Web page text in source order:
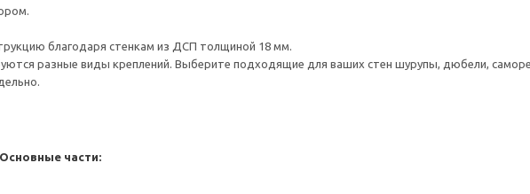
благодаря стенкам из ДСП толщиной 18 мм.
разные виды креплений. Выберите подходящие для ваших стен шурупы, дюбели,
Основные части: